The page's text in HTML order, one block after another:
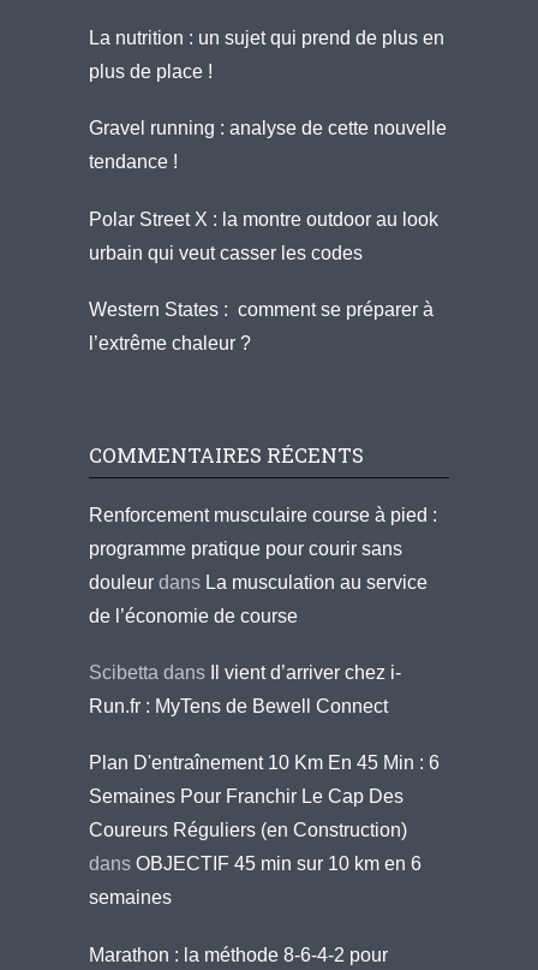
La nutrition : un sujet qui prend de plus en
plus de place !
Gravel running : analyse de cette nouvelle
tendance !
Polar Street X : la montre outdoor au look
urbain qui veut casser les codes
Western States : comment se préparer à
l’extrême chaleur ?
COMMENTAIRES RÉCENTS
Renforcement musculaire course à pied :
programme pratique pour courir sans
douleur dans La musculation au service
de l’économie de course
Scibetta dans
Il vient d’arriver chez i-
Run.fr : MyTens de Bewell Connect
Plan D'entraînement 10 Km En 45 Min : 6
Semaines Pour Franchir Le Cap Des
Coureurs Réguliers (en Construction)
dans OBJECTIF 45 min sur 10 km en 6
semaines
Marathon : la méthode 8-6-4-2 pour